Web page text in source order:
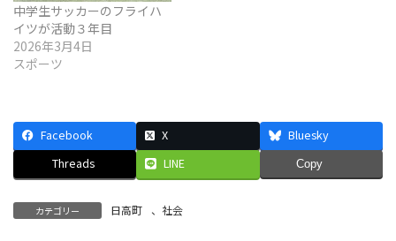
中学生サッカーのフライハ
イツが活動３年目
2026年3月4日
スポーツ
Facebook X
Bluesky
Threads
LINE Copy
カテゴリー 日高町 、 社会